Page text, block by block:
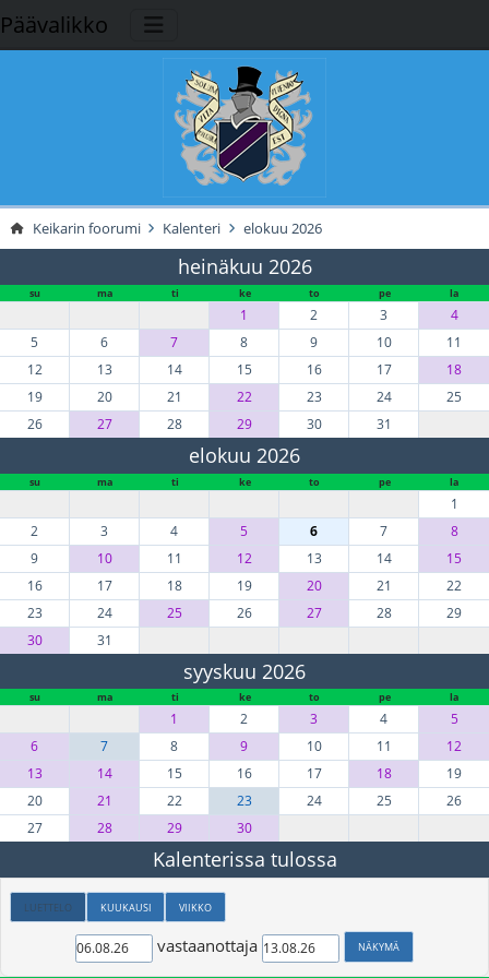
Päävalikko
Keikarin foorumi Kalenteri elokuu 2026
heinäkuu 2026
su ma ti ke to pe la
1 2 3
4
5
6 7 8 9 10
11
12
13 14 15 16 17
18
19
20 21 22 23 24
25
26
27 28 29 30 31
elokuu 2026
su ma ti ke to pe la
1
2
3 4 5 6 7
8
9
10 11 12 13 14
15
16
17 18 19 20 21
22
23
24 25 26 27 28
29
30
31
syyskuu 2026
su ma ti ke to pe la
1 2 3 4
5
6
7 8 9 10 11
12
13
14 15 16 17 18
19
20
21 22 23 24 25
26
27
28 29 30
Kalenterissa tulossa
LUETTELO KUUKAUSI VIIKKO
vastaanottaja